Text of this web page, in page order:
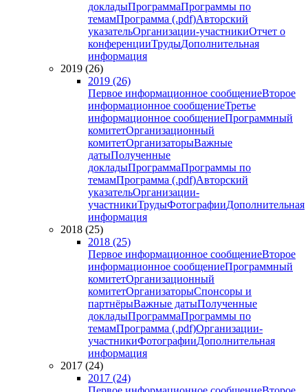
докладыПрограммаПрограммы по
темамПрограмма (.pdf)Авторский
указательОрганизации-участникиОтчет о
конференцииТрудыДополнительная
информация
2019 (26)
2019 (26)
Первое информационное сообщениеВторое
информационное сообщениеТретье
информационное сообщениеПрограммный
комитетОрганизационный
комитетОрганизаторыВажные
датыПолученные
докладыПрограммаПрограммы по
темамПрограмма (.pdf)Авторский
указательОрганизации-
участникиТрудыФотографииДополнительная
информация
2018 (25)
2018 (25)
Первое информационное сообщениеВторое
информационное сообщениеПрограммный
комитетОрганизационный
комитетОрганизаторыСпонсоры и
партнёрыВажные датыПолученные
докладыПрограммаПрограммы по
темамПрограмма (.pdf)Организации-
участникиФотографииДополнительная
информация
2017 (24)
2017 (24)